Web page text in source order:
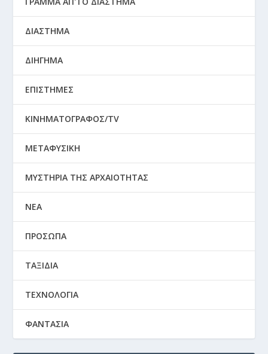
ΔΙΑΣΤΗΜΑ
ΔΙΗΓΗΜΑ
ΕΠΙΣΤΗΜΕΣ
ΚΙΝΗΜΑΤΟΓΡΑΦΟΣ/TV
ΜΕΤΑΦΥΣΙΚΗ
ΜΥΣΤΗΡΙΑ ΤΗΣ ΑΡΧΑΙΟΤΗΤΑΣ
ΝΕΑ
ΠΡΟΣΩΠΑ
ΤΑΞΙΔΙΑ
ΤΕΧΝΟΛΟΓΙΑ
ΦΑΝΤΑΣΙΑ